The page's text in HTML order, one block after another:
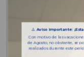
⚠️ Aviso importante:
Con motivo de las
de Agosto, no obstante, se
realizados durante este